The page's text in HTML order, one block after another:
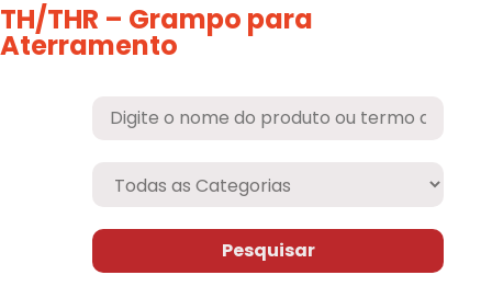
TH/THR – Grampo para
Aterramento